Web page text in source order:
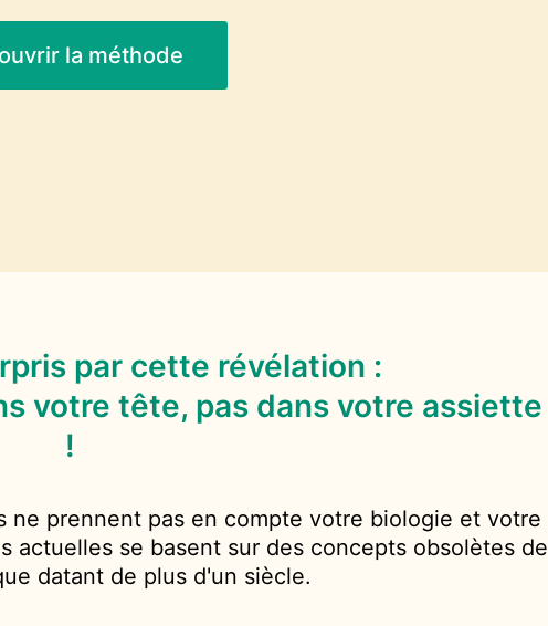
la méthode
par cette révélation :
votre tête, pas dans votre assiette
!
ne prennent pas en compte votre biologie et votre
actuelles se basent sur des concepts obsolètes de
datant de plus d'un siècle.